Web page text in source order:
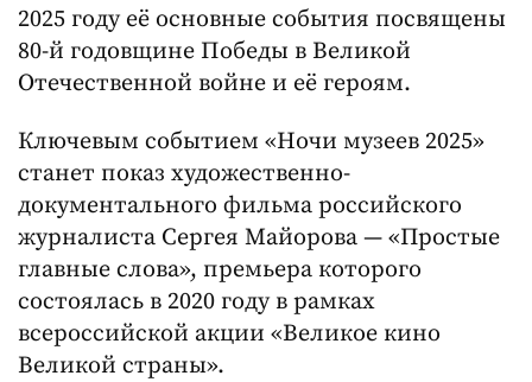
2025 году её основные события посвящены
80-й годовщине Победы в Великой
Отечественной войне и её героям.
Ключевым событием «Ночи музеев 2025»
станет показ художественно-
документального фильма российского
журналиста Сергея Майорова — «Простые
главные слова», премьера которого
состоялась в 2020 году в рамках
всероссийской акции «Великое кино
Великой страны».